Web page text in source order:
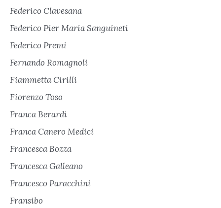
Federico Clavesana
Federico Pier Maria Sanguineti
Federico Premi
Fernando Romagnoli
Fiammetta Cirilli
Fiorenzo Toso
Franca Berardi
Franca Canero Medici
Francesca Bozza
Francesca Galleano
Francesco Paracchini
Fransibo